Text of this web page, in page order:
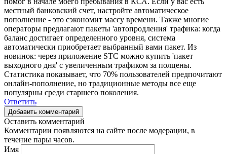
местный банковский счет, настройте автоматическое
пополнение - это сэкономит массу времени. Также многие
операторы предлагают пакеты 'автопродления' трафика: когда
баланс достигает определенного уровня, система
автоматически приобретает выбранный вами пакет. Из
новинок: через приложение STC можно купить 'пакет
выходного дня' с увеличенным трафиком за полцены.
Статистика показывает, что 70% пользователей предпочитают
онлайн-пополнение, но традиционные методы все еще
популярны среди старшего поколения.
Ответить
Добавить комментарий
Оставить комментарий
Комментарии появляются на сайте после модерации, в
течение пары часов.
Имя